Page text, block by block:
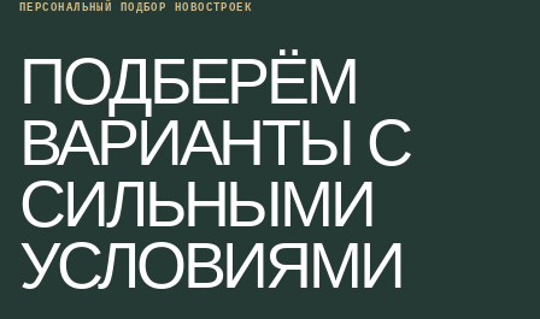
ПЕРСОНАЛЬНЫЙ ПОДБОР НОВОСТРОЕК
ПОДБЕРЁМ
ВАРИАНТЫ С
СИЛЬНЫМИ
УСЛОВИЯМИ